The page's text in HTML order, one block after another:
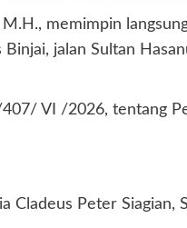
memimpin
jalan Sultan
VI /2026, tentang
Peter Siagian,